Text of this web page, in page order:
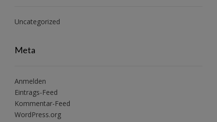
Uncategorized
Meta
Anmelden
Eintrags-Feed
Kommentar-Feed
WordPress.org